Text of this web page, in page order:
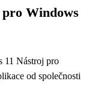
Windows
11 Nástroj pro
od společnosti